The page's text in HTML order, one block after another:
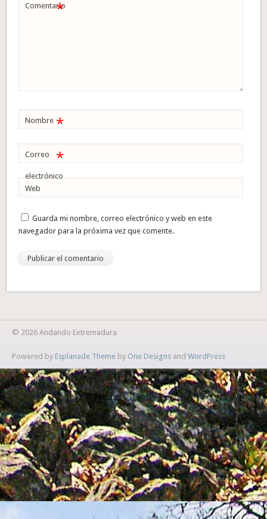
Comentario
*
Nombre *
Correo
electrónico
*
Web
Guarda mi nombre, correo electrónico y web en este
navegador para la próxima vez que comente.
© 2026 Andando Extremadura
Powered by Esplanade Theme by One Designs and WordPress